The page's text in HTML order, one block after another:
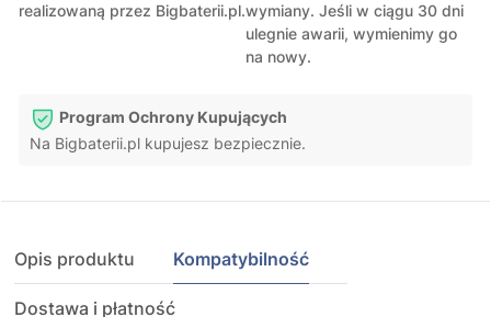
realizowaną przez Bigbaterii.pl.wymiany. Jeśli w ciągu 30 dni
ulegnie awarii, wymienimy go
na nowy.
Program Ochrony Kupujących
Na Bigbaterii.pl kupujesz bezpiecznie.
Opis produktu Kompatybilność
Dostawa i płatność